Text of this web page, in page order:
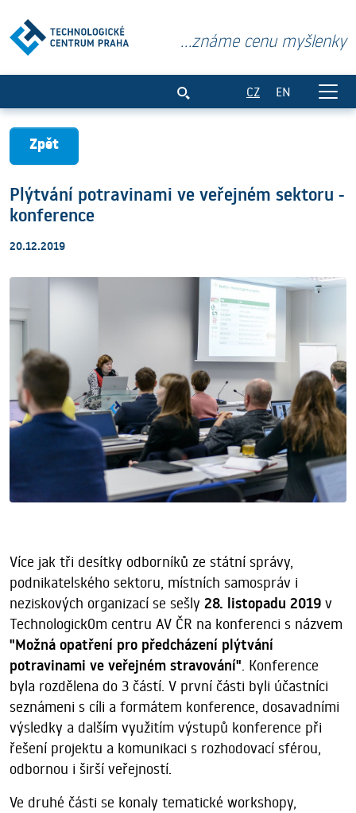
...známe cenu myšlenky
CZ EN
Zpět
Plýtvání potravinami ve veřejném sektoru -
konference
20.12.2019
Více jak tři desítky odborníků ze státní správy,
podnikatelského sektoru, místních samospráv i
neziskových organizací se sešly 28. listopadu 2019 v
Technologick0m centru AV ČR na konferenci s názvem
"Možná opatření pro předcházení plýtvání
potravinami ve veřejném stravování". Konference
byla rozdělena do 3 částí. V první části byli účastníci
seznámeni s cíli a formátem konference, dosavadními
výsledky a dalším využitím výstupů konference při
řešení projektu a komunikaci s rozhodovací sférou,
odbornou i širší veřejností.
Ve druhé části se konaly tematické workshopy,